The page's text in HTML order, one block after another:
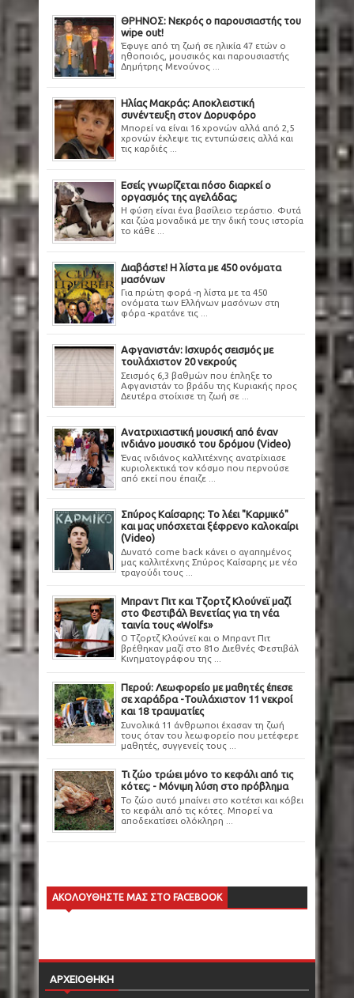
ΘΡΗΝΟΣ: Νεκρός ο παρουσιαστής του
wipe out!
Έφυγε από τη ζωή σε ηλικία 47 ετών ο
ηθοποιός, μουσικός και παρουσιαστής
Δημήτρης Μενούνος ...
Ηλίας Μακράς: Αποκλειστική
συνέντευξη στον Δορυφόρο
Μπορεί να είναι 16 χρονών αλλά από 2,5
χρονών έκλεψε τις εντυπώσεις αλλά και
τις καρδιές ...
Εσείς γνωρίζεται πόσο διαρκεί ο
οργασμός της αγελάδας;
Η φύση είναι ένα βασίλειο τεράστιο. Φυτά
και ζώα μοναδικά με την δική τους ιστορία
το κάθε ...
Διαβάστε! Η λίστα με 450 ονόματα
μασόνων
Για πρώτη φορά -η λίστα με τα 450
ονόματα των Ελλήνων μασόνων στη
φόρα -κρατάνε τις ...
Αφγανιστάν: Ισχυρός σεισμός με
τουλάχιστον 20 νεκρούς
Σεισμός 6,3 βαθμών που έπληξε το
Αφγανιστάν το βράδυ της Κυριακής προς
Δευτέρα στοίχισε τη ζωή σε ...
Ανατριχιαστική μουσική από έναν
ινδιάνο μουσικό του δρόμου (Video)
Ένας ινδιάνος καλλιτέχνης ανατρίχιασε
κυριολεκτικά τον κόσμο που περνούσε
από εκεί που έπαιζε ...
Σπύρος Καίσαρης: Το λέει "Καρμικό"
και μας υπόσχεται ξέφρενο καλοκαίρι
(Video)
Δυνατό come back κάνει ο αγαπημένος
μας καλλιτέχνης Σπύρος Καίσαρης με νέο
τραγούδι τους ...
Μπραντ Πιτ και Τζορτζ Κλούνεϊ μαζί
στο Φεστιβάλ Βενετίας για τη νέα
ταινία τους «Wolfs»
Ο Τζορτζ Κλούνεϊ και ο Μπραντ Πιτ
βρέθηκαν μαζί στο 81ο Διεθνές Φεστιβάλ
Κινηματογράφου της ...
Περού: Λεωφορείο με μαθητές έπεσε
σε χαράδρα -Τουλάχιστον 11 νεκροί
και 18 τραυματίες
Συνολικά 11 άνθρωποι έχασαν τη ζωή
τους όταν του λεωφορείο που μετέφερε
μαθητές, συγγενείς τους ...
Τι ζώο τρώει μόνο το κεφάλι από τις
κότες; - Μόνιμη λύση στο πρόβλημα
Το ζώο αυτό μπαίνει στο κοτέτσι και κόβει
το κεφάλι από τις κότες. Μπορεί να
αποδεκατίσει ολόκληρη ...
ΑΚΟΛΟΥΘΗΣΤΕ ΜΑΣ ΣΤΟ FACEBOOK
ΑΡΧΕΙΟΘΗΚΗ